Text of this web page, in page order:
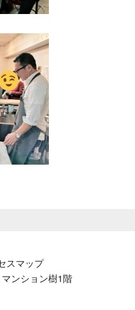
ンション樹1階